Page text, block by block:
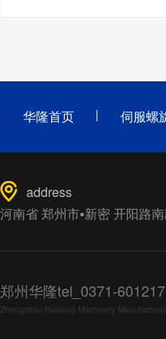
华隆首页 伺服螺
address
河南省 郑州市▪新密 开阳路
郑州华隆tel_0371-
Zhengzhou Haloong Machinery